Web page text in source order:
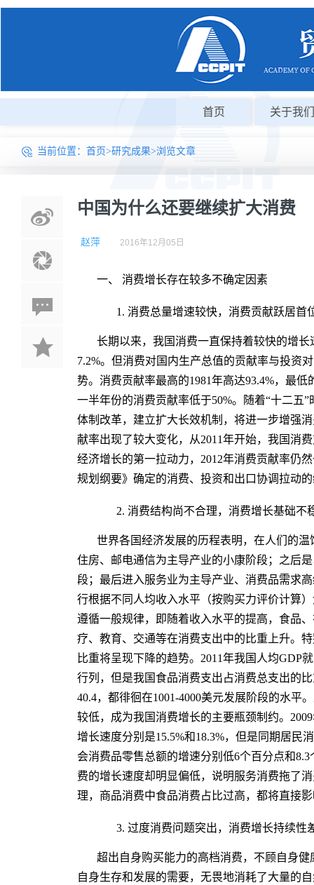
首页 关于我们
当前位置： 首页>研究成果>浏览文章
中国为什么还要继续扩大消费
赵萍 2016年12月05日
一、 消费增长存在较多不确定因素
1. 消费总量增速较快，消费贡献跃居首
长期以来，我国消费一直保持着较快的增
7.2%。但消费对国内生产总值的贡献率与投资
势。消费贡献率最高的1981年高达93.4%，最
一半年份的消费贡献率低于50%。随着“十二五
体制改革，建立扩大长效机制，将进一步增强
献率出现了较大变化，从2011年开始，我国消
经济增长的第一拉动力，2012年消费贡献率仍
规划纲要》确定的消费、投资和出口协调拉动
2. 消费结构尚不合理，消费增长基础不
世界各国经济发展的历程表明，在人们的
住房、邮电通信为主导产业的小康阶段；之后
段；最后进入服务业为主导产业、消费品需求
行根据不同人均收入水平（按购买力评价计算
遵循一般规律，即随着收入水平的提高，食品
疗、教育、交通等在消费支出中的比重上升。
比重将呈现下降的趋势。2011年我国人均GDP
行列，但是我国食品消费支出占消费总支出的
40.4，都徘徊在1001-4000美元发展阶段的水平
较低，成为我国消费增长的主要瓶颈制约。
增长速度分别是15.5%和18.3%，但是同期居民
会消费品零售总额的增速分别低6个百分点和
费的增长速度却明显偏低，说明服务消费拖了
理，商品消费中食品消费占比过高，都将直接
3. 过度消费问题突出，消费增长持续性
超出自身购买能力的高档消费，不顾自身
自身生存和发展的需要，无畏地消耗了大量的